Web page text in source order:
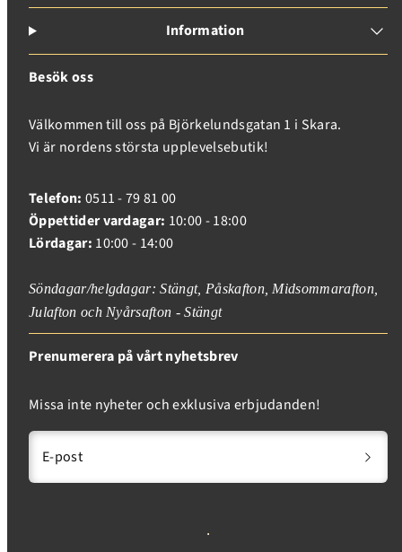
Information
Besök oss
Välkommen till oss på Björkelundsgatan 1 i Skara.
Vi är nordens största upplevelsebutik!
Telefon: 0511 - 79 81 00
Öppettider vardagar: 10:00 - 18:00
Lördagar: 10:00 - 14:00
Söndagar/helgdagar: Stängt, Påskafton, Midsommarafton,
Julafton och Nyårsafton - Stängt
Prenumerera på vårt nyhetsbrev
Missa inte nyheter och exklusiva erbjudanden!
E-post